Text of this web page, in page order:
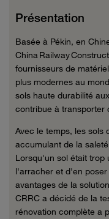
Présentation
Basée à Pékin, en
China Railway
fournisseurs de
plus modernes au
sols haute durabilité
contribue à transporter
Avec le temps, les sols
accumulant de la
Lorsqu'un sol était trop
l'arracher et d'en
avantages de la
CRRC a décidé de la
rénovation complète a